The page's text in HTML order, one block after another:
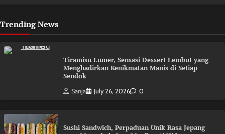
Trending News
Tiramisu Lumer, Sensasi Dessert Lembut yang
Menghadirkan Kenikmatan Manis di Setiap
Sendok
Sanja July 26, 2026 0
Sushi Sandwich, Perpaduan Unik Rasa Jepang